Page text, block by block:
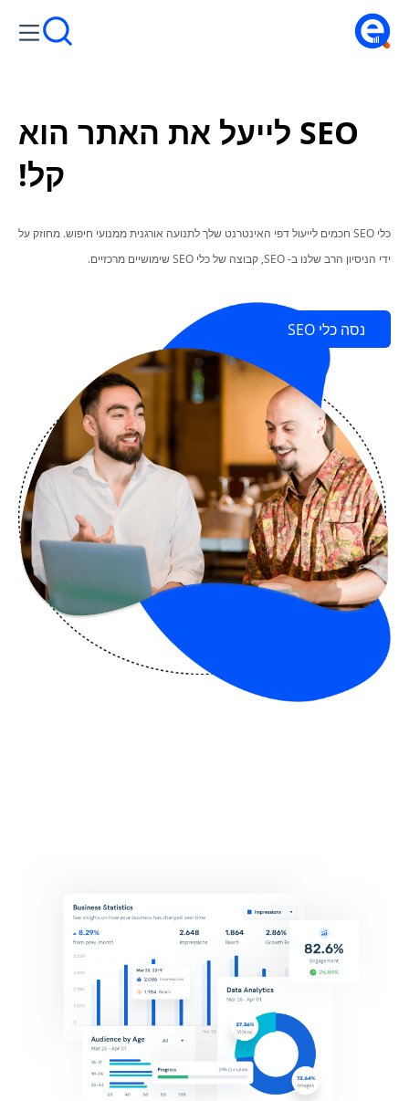
SEO לייעל את האתר הוא
קל!
כלי SEO חכמים לייעול דפי האינטרנט שלך לתנועה אורגנית ממנועי חיפוש. מחוזק על
ידי הניסיון הרב שלנו ב- SEO, קבוצה של כלי SEO שימושיים מרכזיים.
נסה כלי SEO